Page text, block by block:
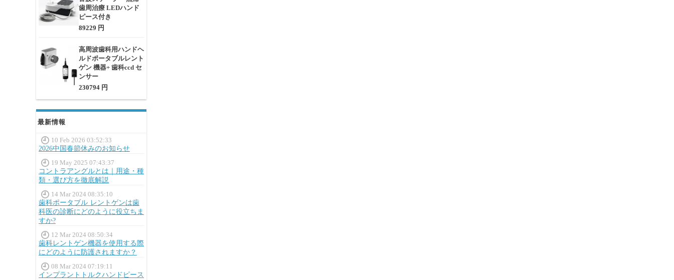
歯周治療 LEDハンド
ピース付き
89229 円
高周波歯科用ハンドヘ
ルドポータブルレント
ゲン 機器+ 歯科ccd セ
ンサー
230794 円
最新情報
10 Feb 2026 03:52:33
2026中国春節休みのお知らせ
19 May 2025 07:43:37
コントラアングルとは｜用途・種
類・選び方を徹底解説
14 Mar 2024 08:35:10
歯科ポータブル レントゲンは歯
科医の診断にどのように役立ちま
すか?
12 Mar 2024 08:50:34
歯科レントゲン機器を使用する際
にどのように防護されますか？
08 Mar 2024 07:19:11
インプラントトルクハンドピース